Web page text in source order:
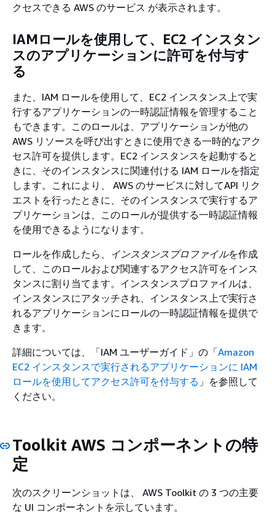
クセスできる AWS のサービス が表示されます。
IAMロールを使用して、EC2 インスタン
スのアプリケーションに許可を付与す
る
また、IAM ロールを使用して、EC2 インスタンス上で実
行するアプリケーションの一時認証情報を管理すること
もできます。このロールは、アプリケーションが他の
AWS リソースを呼び出すときに使用できる一時的なアク
セス許可を提供します。EC2 インスタンスを起動すると
きに、そのインスタンスに関連付ける IAM ロールを指定
します。これにより、 AWS のサービスに対してAPI リク
エストを行ったときに、そのインスタンスで実行するア
プリケーションは、このロールが提供する一時認証情報
を使用できるようになります。
ロールを作成したら、 インスタンスプロファイルを作成
して、このロールおよび関連するアクセス許可をインス
タンスに割り当てます。インスタンスプロファイルは、
インスタンスにアタッチされ、インスタンス上で実行さ
れるアプリケーションにロールの一時認証情報を提供で
きます。
詳細については、「IAM ユーザーガイド」の「Amazon
EC2 インスタンスで実行されるアプリケーションに IAM
ロールを使用してアクセス許可を付与する 」を参照して
ください。
Toolkit AWS コンポーネントの特
定
次のスクリーンショットは、 AWS Toolkit の 3 つの主要
な UI コンポーネントを示しています。